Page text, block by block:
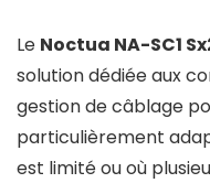
Le Noctua NA-SC1
solution dédiée aux
gestion de câblage
particulièrement
est limité ou où